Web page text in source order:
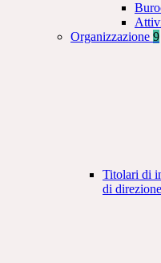
Organizzazione 9
Titolari di
di